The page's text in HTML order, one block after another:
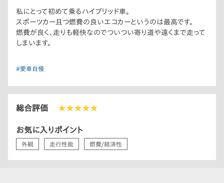
私にとって初めて乗るハイブリッド車。
スポーツカー且つ燃費の良いエコカーというのは最高です。
燃費が良く、走りも軽快なのでついつい寄り道や遠くまで走って
しまいます。
#愛車自慢
総合評価 ★★★★★
お気に入りポイント
外観 走行性能 燃費/経済性